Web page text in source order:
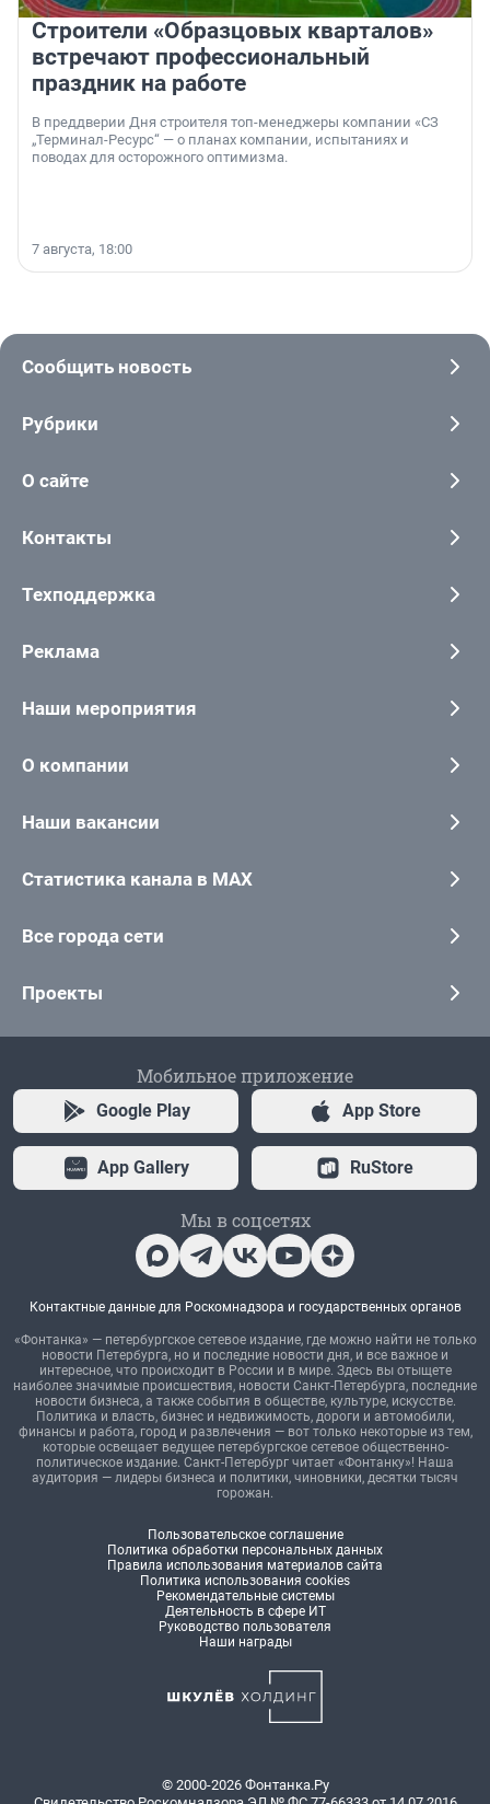
Строители «Образцовых кварталов»
встречают профессиональный
праздник на работе
В преддверии Дня строителя топ-менеджеры компании «СЗ
„Терминал-Ресурс“ — о планах компании, испытаниях и
поводах для осторожного оптимизма.
7 августа, 18:00
Сообщить новость
Рубрики
О сайте
Контакты
Техподдержка
Реклама
Наши мероприятия
О компании
Наши вакансии
Статистика канала в MAX
Все города сети
Проекты
Мобильное приложение
Google Play App Store
App Gallery RuStore
Мы в соцсетях
Контактные данные для Роскомнадзора и государственных органов
«Фонтанка» — петербургское сетевое издание, где можно найти не только
новости Петербурга, но и последние новости дня, и все важное и
интересное, что происходит в России и в мире. Здесь вы отыщете
наиболее значимые происшествия, новости Санкт-Петербурга, последние
новости бизнеса, а также события в обществе, культуре, искусстве.
Политика и власть, бизнес и недвижимость, дороги и автомобили,
финансы и работа, город и развлечения — вот только некоторые из тем,
которые освещает ведущее петербургское сетевое общественно-
политическое издание. Санкт-Петербург читает «Фонтанку»! Наша
аудитория — лидеры бизнеса и политики, чиновники, десятки тысяч
горожан.
Пользовательское соглашение
Политика обработки персональных данных
Правила использования материалов сайта
Политика использования cookies
Рекомендательные системы
Деятельность в сфере ИТ
Руководство пользователя
Наши награды
© 2000-2026 Фонтанка.Ру